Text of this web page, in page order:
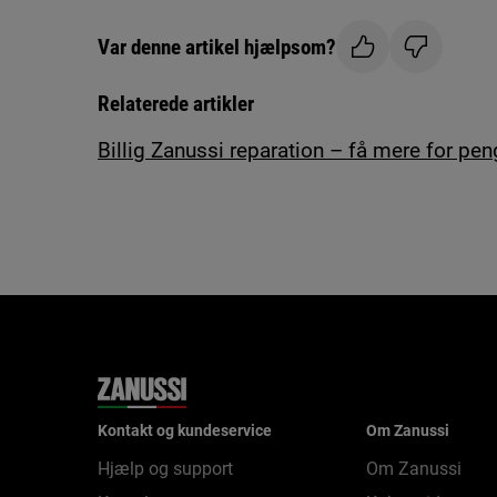
Var denne artikel hjælpsom?
Relaterede artikler
Billig Zanussi reparation – få mere for
Kontakt og kundeservice
Hjælp og support
Om Zanussi
Om Zanussi